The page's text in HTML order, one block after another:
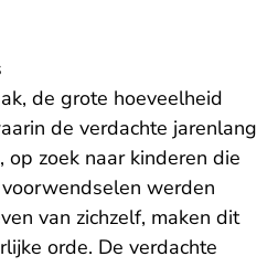
de grote hoeveelheid
de verdachte jarenlang
zoek naar kinderen die
werden
van zichzelf, maken dit
orde. De verdachte